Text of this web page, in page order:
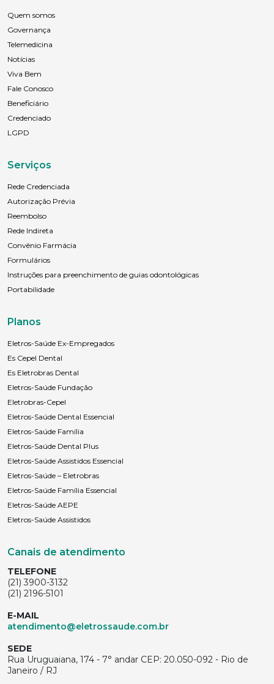
Quem somos
Governança
Telemedicina
Notícias
Viva Bem
Fale Conosco
Beneficiário
Credenciado
LGPD
Serviços
Rede Credenciada
Autorização Prévia
Reembolso
Rede Indireta
Convênio Farmácia
Formulários
Instruções para preenchimento de guias odontológicas
Portabilidade
Planos
Eletros-Saúde Ex-Empregados
Es Cepel Dental
Es Eletrobras Dental
Eletros-Saúde Fundação
Eletrobras-Cepel
Eletros-Saúde Dental Essencial
Eletros-Saúde Família
Eletros-Saúde Dental Plus
Eletros-Saúde Assistidos Essencial
Eletros-Saúde – Eletrobras
Eletros-Saúde Família Essencial
Eletros-Saúde AEPE
Eletros-Saúde Assistidos
Canais de atendimento
TELEFONE
(21) 3900-3132
(21) 2196-5101
E-MAIL
atendimento@eletrossaude.com.br
SEDE
Rua Uruguaiana, 174 - 7° andar CEP: 20.050-092 - Rio de
Janeiro / RJ